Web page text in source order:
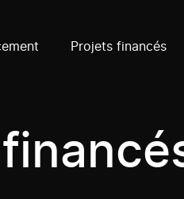
Projets financés